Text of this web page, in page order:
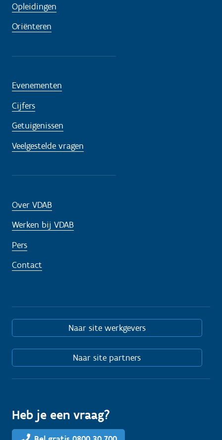
Opleidingen
Oriënteren
Evenementen
Cijfers
Getuigenissen
Veelgestelde vragen
Over VDAB
Werken bij VDAB
Pers
Contact
Naar site werkgevers
Naar site partners
Heb je een vraag?